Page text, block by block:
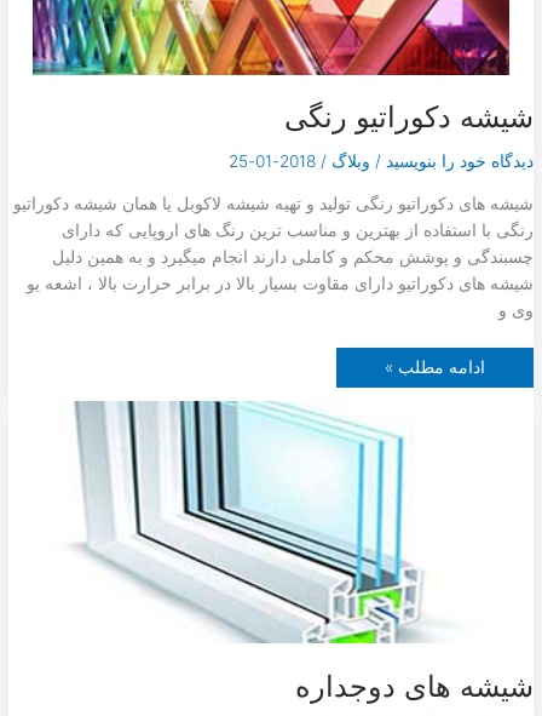
شیشه دکوراتیو رنگی
دیدگاه‌ خود را بنویسید / وبلاگ /
2018-01-25
شیشه های دکوراتیو رنگی تولید و تهیه شیشه لاکوبل یا همان شیشه دکوراتیو
رنگی با استفاده از بهترین و مناسب ترین رنگ های اروپایی که دارای
چسبندگی و پوشش محکم و کاملی دارند انجام میگیرد و به همین دلیل
شیشه های دکوراتیو دارای مقاوت بسیار بالا در برابر حرارت بالا ، اشعه یو
وی و
ش
ادامه مطلب »
شیشه های دوجداره